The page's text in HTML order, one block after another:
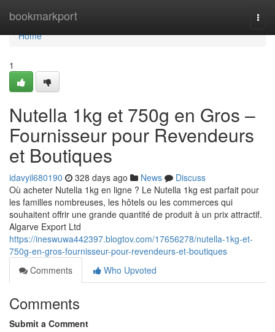
bookmarkport
Home
Home
1
Nutella 1kg et 750g en Gros –
Fournisseur pour Revendeurs
et Boutiques
idavyil680190 328 days ago News
Discuss
Où acheter Nutella 1kg en ligne ? Le Nutella 1kg est parfait pour
les familles nombreuses, les hôtels ou les commerces qui
souhaitent offrir une grande quantité de produit à un prix attractif.
Algarve Export Ltd
https://ineswuwa442397.blogtov.com/17656278/nutella-1kg-et-
750g-en-gros-fournisseur-pour-revendeurs-et-boutiques
Comments
Who Upvoted
Comments
Submit a Comment